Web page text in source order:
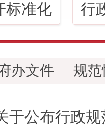
标准化 行
办文件 规